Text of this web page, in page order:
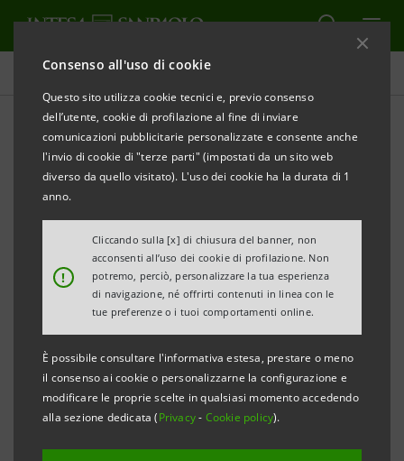
Consenso all'uso di cookie
Questo sito utilizza cookie tecnici e, previo consenso
dell’utente, cookie di profilazione al fine di inviare
comunicazioni pubblicitarie personalizzate e consente anche
l'invio di cookie di "terze parti" (impostati da un sito web
diverso da quello visitato). L'uso dei cookie ha la durata di 1
anno.
!
Cliccando sulla [x] di chiusura del banner, non
acconsenti all’uso dei cookie di profilazione. Non
potremo, perciò, personalizzare la tua esperienza
di navigazione, né offrirti contenuti in linea con le
tue preferenze o i tuoi comportamenti online.
È possibile consultare l'informativa estesa, prestare o meno
il consenso ai cookie o personalizzarne la configurazione e
modificare le proprie scelte in qualsiasi momento accedendo
alla sezione dedicata (Privacy- Cookie policy).
Comunicati stampa
STAMPA AGGIORNA
Comunicato Stampa
AL VIA SETTE DOTTORATI DI RICERCA IN AZIENDA
PER L’INNOVAZIONE E L’ALTA PROFESSIONALITÀ
Il bando per dieci borse di dottorato del valore
complessivo di 700.000 euro, nasce dall’accordo tra
Università degli Studi di Padova, Assindustria
Venetocentro, Unismart Padova Enterprise,
Fondazione Cassa di Risparmio di Padova e Rovigo
e Intesa Sanpaolo.
Sette progetti ambiziosi che puntano a migliorare